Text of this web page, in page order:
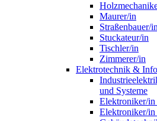
Maurer/in
Straßenbauer/in
Stuckateur/in
Tischler/in
Zimmerer/in
Elektrotechnik &
und Systeme
Elektroniker/in
Elektroniker/